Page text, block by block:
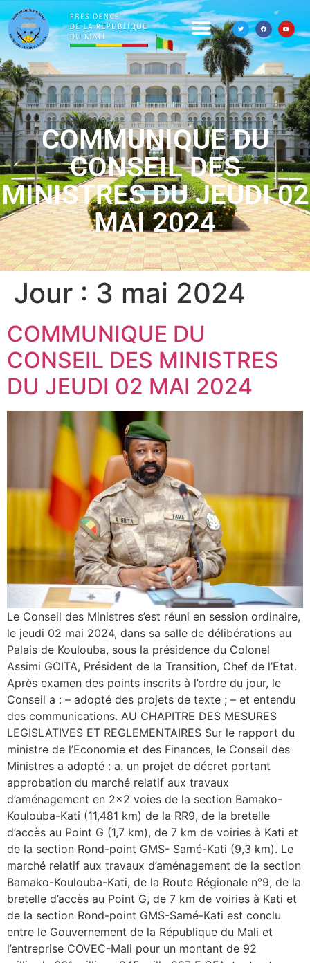
COMMUNIQUE DU
CONSEIL DES
MINISTRES DU JEUDI 02
MAI 2024
Jour : 3 mai 2024
COMMUNIQUE DU
CONSEIL DES MINISTRES
DU JEUDI 02 MAI 2024
Le Conseil des Ministres s’est réuni en session ordinaire,
le jeudi 02 mai 2024, dans sa salle de délibérations au
Palais de Koulouba, sous la présidence du Colonel
Assimi GOITA, Président de la Transition, Chef de l’Etat.
Après examen des points inscrits à l’ordre du jour, le
Conseil a : – adopté des projets de texte ; – et entendu
des communications. AU CHAPITRE DES MESURES
LEGISLATIVES ET REGLEMENTAIRES Sur le rapport du
ministre de l’Economie et des Finances, le Conseil des
Ministres a adopté : a. un projet de décret portant
approbation du marché relatif aux travaux
d’aménagement en 2×2 voies de la section Bamako-
Koulouba-Kati (11,481 km) de la RR9, de la bretelle
d’accès au Point G (1,7 km), de 7 km de voiries à Kati et
de la section Rond-point GMS- Samé-Kati (9,3 km). Le
marché relatif aux travaux d’aménagement de la section
Bamako-Koulouba-Kati, de la Route Régionale n°9, de la
bretelle d’accès au Point G, de 7 km de voiries à Kati et
de la section Rond-point GMS-Samé-Kati est conclu
entre le Gouvernement de la République du Mali et
l’entreprise COVEC-Mali pour un montant de 92